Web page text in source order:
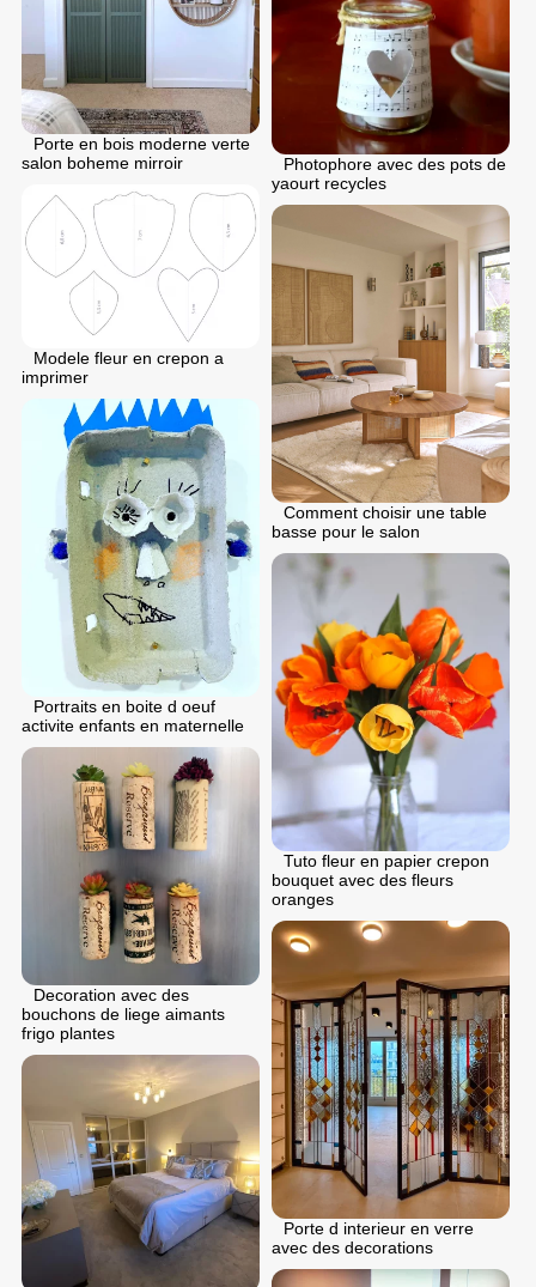
Porte en bois moderne verte
salon boheme mirroir
Photophore avec des pots de
yaourt recycles
Modele fleur en crepon a
imprimer
Comment choisir une table
basse pour le salon
Portraits en boite d oeuf
activite enfants en maternelle
Tuto fleur en papier crepon
bouquet avec des fleurs
oranges
Decoration avec des
bouchons de liege aimants
frigo plantes
Porte d interieur en verre
avec des decorations